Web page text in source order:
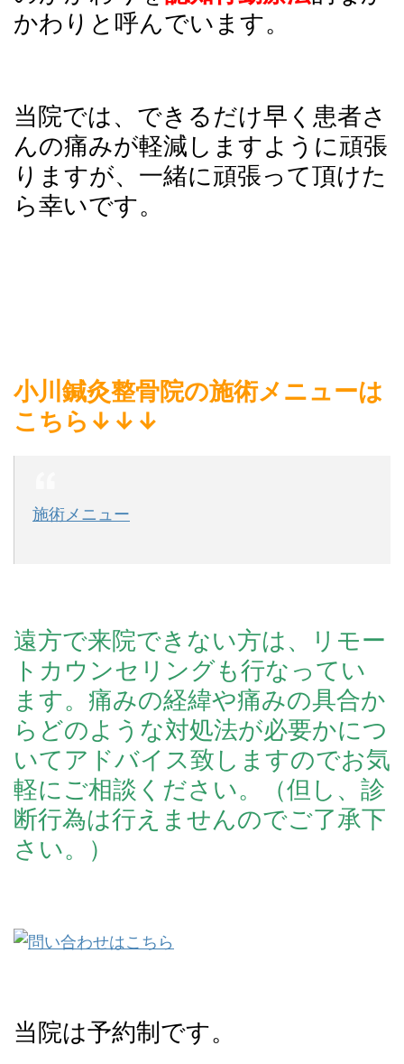
かわりと呼んでいます。
当院では、できるだけ早く患者さ
んの痛みが軽減しますように頑張
りますが、一緒に頑張って頂けた
ら幸いです。
小川鍼灸整骨院の施術メニューは
こちら↓↓↓
施術メニュー
遠方で来院できない方は、リモー
トカウンセリングも行なってい
ます。痛みの経緯や痛みの具合か
らどのような対処法が必要かにつ
いてアドバイス致しますのでお気
軽にご相談ください。（但し、診
断行為は行えませんのでご了承下
さい。）
当院は予約制です。